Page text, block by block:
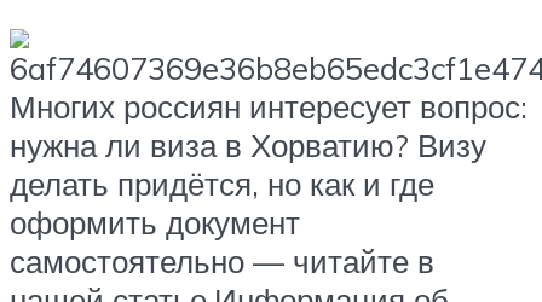
Многих россиян интересует вопрос:
нужна ли виза в Хорватию? Визу
делать придётся, но как и где
оформить документ
самостоятельно — читайте в